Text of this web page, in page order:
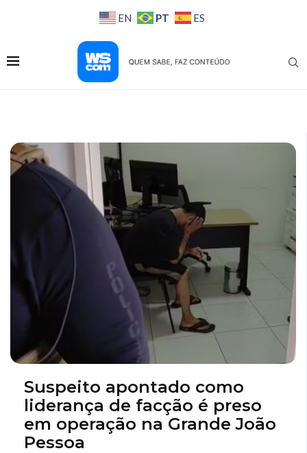
EN PT ES
Suspeito apontado como
liderança de facção é preso
em operação na Grande João
Pessoa